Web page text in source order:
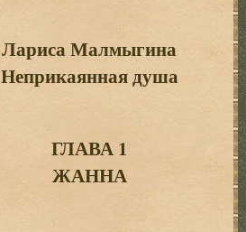
Лариса Малмыгина
Неприкаянная душа
ГЛАВА 1
ЖАННА